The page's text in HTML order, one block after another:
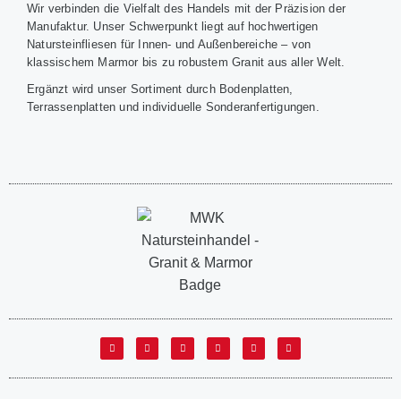
Wir verbinden die Vielfalt des Handels mit der Präzision der
Manufaktur. Unser Schwerpunkt liegt auf hochwertigen
Natursteinfliesen für Innen- und Außenbereiche – von
klassischem Marmor bis zu robustem Granit aus aller Welt.
Ergänzt wird unser Sortiment durch Bodenplatten,
Terrassenplatten und individuelle Sonderanfertigungen.